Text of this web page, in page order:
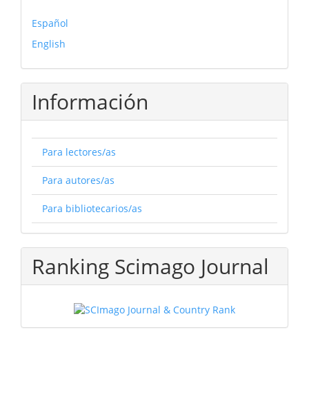
Español
English
Información
Para lectores/as
Para autores/as
Para bibliotecarios/as
Ranking Scimago Journal